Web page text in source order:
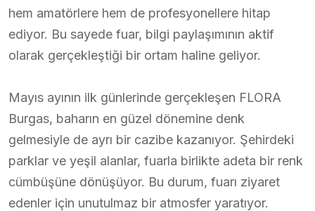
hem amatörlere hem de profesyonellere hitap
ediyor. Bu sayede fuar, bilgi paylaşımının aktif
olarak gerçekleştiği bir ortam haline geliyor.
Mayıs ayının ilk günlerinde gerçekleşen FLORA
Burgas, baharın en güzel dönemine denk
gelmesiyle de ayrı bir cazibe kazanıyor. Şehirdeki
parklar ve yeşil alanlar, fuarla birlikte adeta bir renk
cümbüşüne dönüşüyor. Bu durum, fuarı ziyaret
edenler için unutulmaz bir atmosfer yaratıyor.